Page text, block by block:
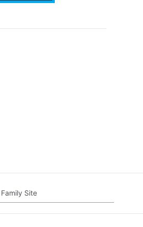
Family Site